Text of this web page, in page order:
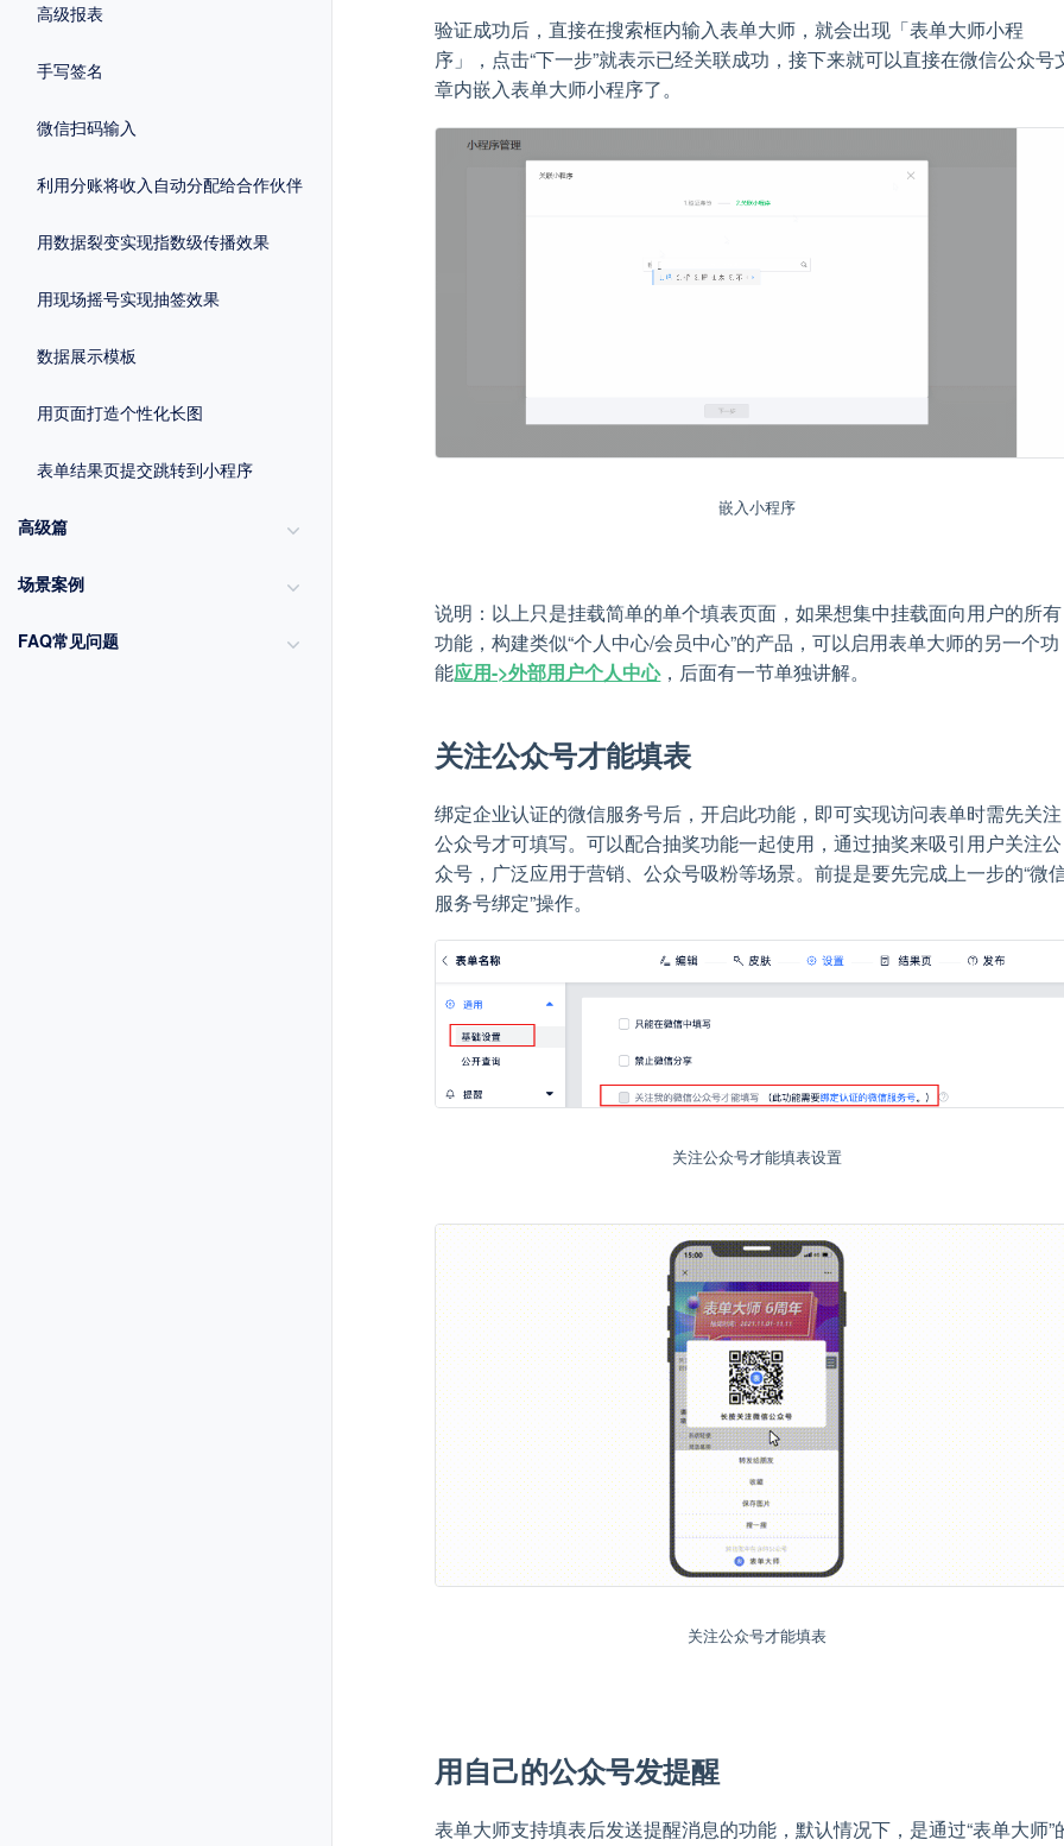
高级报表
手写签名
微信扫码输入
利用分账将收入自动分配给合作伙伴
用数据裂变实现指数级传播效果
用现场摇号实现抽签效果
数据展示模板
用页面打造个性化长图
表单结果页提交跳转到小程序
高级篇
场景案例
FAQ常见问题
验证成功后，直接在搜索框内输入表单大师，就会出现「表单大师小程
序」，点击“下一步”就表示已经关联成功，接下来就可以直接在微信公众号
章内嵌入表单大师小程序了。
嵌入小程序
说明：以上只是挂载简单的单个填表页面，如果想集中挂载面向用户的所有
功能，构建类似“个人中心/会员中心”的产品，可以启用表单大师的另一个功
能应用->外部用户个人中心，后面有一节单独讲解。
关注公众号才能填表
绑定企业认证的微信服务号后，开启此功能，即可实现访问表单时需先关注
公众号才可填写。可以配合抽奖功能一起使用，通过抽奖来吸引用户关注公
众号，广泛应用于营销、公众号吸粉等场景。前提是要先完成上一步的“微
服务号绑定”操作。
关注公众号才能填表设置
关注公众号才能填表
用自己的公众号发提醒
表单大师支持填表后发送提醒消息的功能，默认情况下，是通过“表单大师”